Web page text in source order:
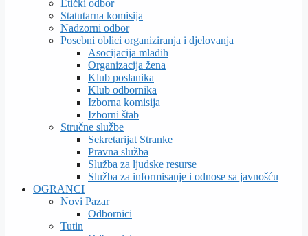
Etički odbor
Statutarna komisija
Nadzorni odbor
Posebni oblici organiziranja i djelovanja
Asocijacija mladih
Organizacija žena
Klub poslanika
Klub odbornika
Izborna komisija
Izborni štab
Stručne službe
Sekretarijat Stranke
Pravna služba
Služba za ljudske resurse
Služba za informisanje i odnose sa javnošću
OGRANCI
Novi Pazar
Odbornici
Tutin